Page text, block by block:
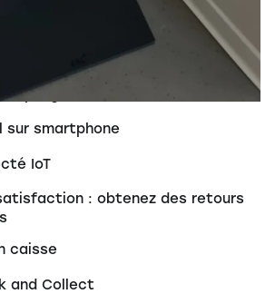
vous en ligne
clients
smartphone
IoT
: obtenez des retours
caisse
and Collect